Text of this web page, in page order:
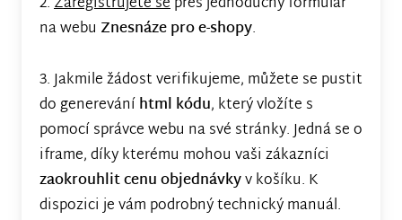
na webu Znesnáze pro e-shopy.
3. Jakmile žádost verifikujeme, můžete se pustit
do genereváníhtml kódu, který vložíte s
pomocí správce webu na své stránky. Jedná se o
iframe, díky kterému mohou vaši zákazníci
zaokrouhlit cenu objednávkyv košíku. K
dispozici je vám podrobný technický manuál.